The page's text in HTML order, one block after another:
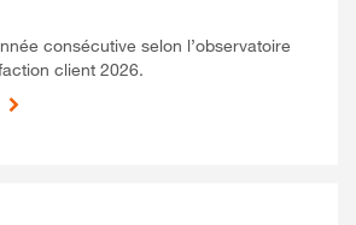
consécutive selon l’observatoire
client 2026.